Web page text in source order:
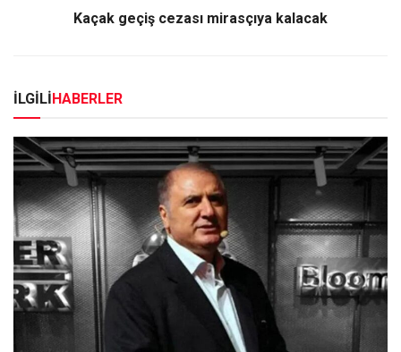
Kaçak geçiş cezası mirasçıya kalacak
İLGİLİHABERLER